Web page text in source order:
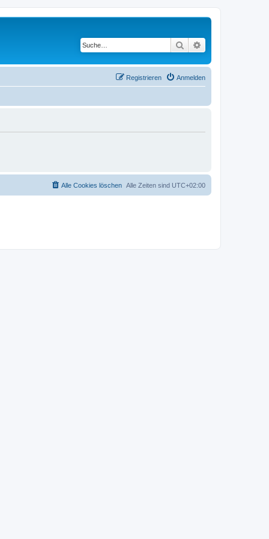
Suche
Anmelden
Registrieren
Alle Zeiten sind UTC+02:00
Alle Cookies löschen